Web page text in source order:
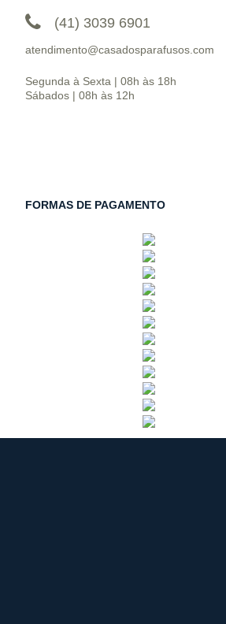
(41) 3039 6901
atendimento@casadosparafusos.com
Segunda à Sexta | 08h às 18h
Sábados | 08h às 12h
FORMAS DE PAGAMENTO